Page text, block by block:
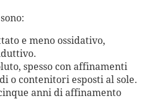
e meno ossidativo,
spesso con affinamenti
o contenitori esposti al sole.
anni di affinamento